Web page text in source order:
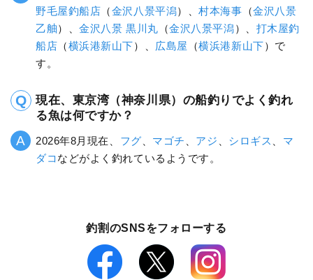
野毛屋釣船店 （金沢八景平潟）、村本海事 （金沢八景
乙舳）、金沢八景 黒川丸 （金沢八景平潟）、 打木屋釣
船店 （横浜港新山下）、 広島屋 （横浜港新山下）で
す。
現在、東京湾（神奈川県）の船釣りでよく釣れ
る魚は何ですか？
2026年8月現在、 フグ マゴチ アジ シロギス
マ
ダコ などがよく釣れているようです。
釣割のSNSをフォローする